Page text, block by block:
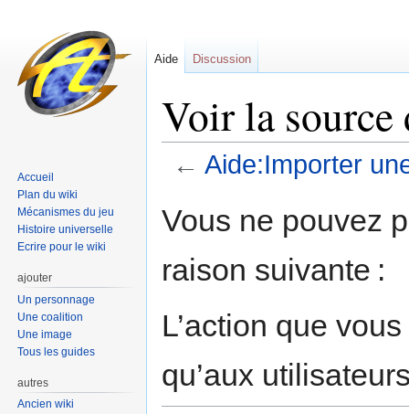
Voir la
← Aide:Importer
à
navigation
à
recherche
Vous ne pouvez
raison suivante :
L’action que
qu’aux
Aide Discussion
Accueil
Plan du wiki
Mécanismes du jeu
Histoire universelle
Ecrire pour le wiki
ajouter
Un personnage
Une coalition
Une image
Tous les guides
autres
Ancien wiki